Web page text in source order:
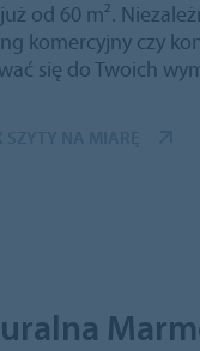
od 60 m².
komercyjny czy
się do Twoich